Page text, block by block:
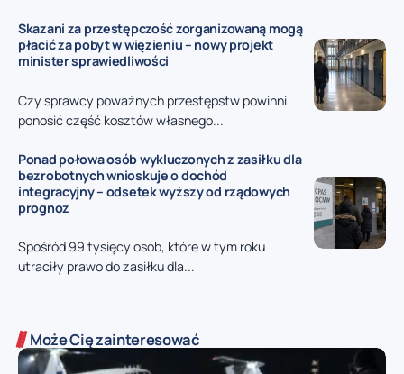
Skazani za przestępczość zorganizowaną mogą
płacić za pobyt w więzieniu – nowy projekt
minister sprawiedliwości
Czy sprawcy poważnych przestępstw powinni
ponosić część kosztów własnego...
Ponad połowa osób wykluczonych z zasiłku dla
bezrobotnych wnioskuje o dochód
integracyjny – odsetek wyższy od rządowych
prognoz
Spośród 99 tysięcy osób, które w tym roku
utraciły prawo do zasiłku dla...
Może Cię zainteresować